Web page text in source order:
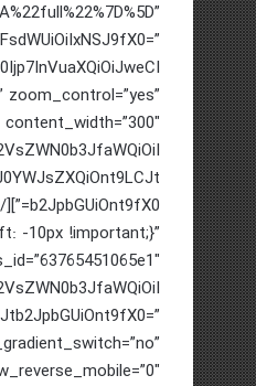
zoom_control=”yes”
-10px !important;}”